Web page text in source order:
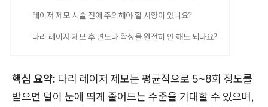
레이저 제모 시술 전에 주의해야 할 사항이 있나요?
다리 레이저 제모 후 면도나 왁싱을 완전히 안 해도 되나요?
핵심 요약: 다리 레이저 제모는 평균적으로 5~8회 정도를
받으면 털이 눈에 띄게 줄어드는 수준을 기대할 수 있으며,